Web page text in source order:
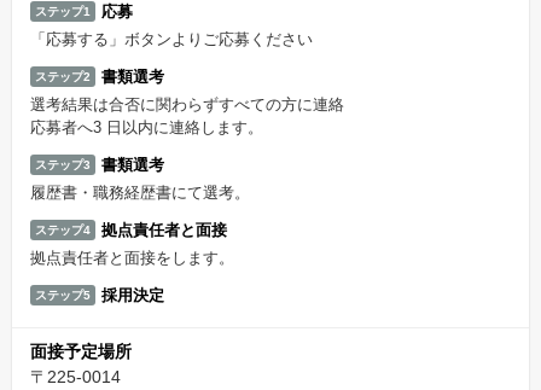
ステップ1
応募
「応募する」ボタンよりご応募ください
ステップ2
書類選考
選考結果は合否に関わらずすべての方に連絡
応募者へ3 日以内に連絡します。
ステップ3
書類選考
履歴書・職務経歴書にて選考。
ステップ4
拠点責任者と面接
拠点責任者と面接をします。
ステップ5 採用決定
面接予定場所
〒225-0014